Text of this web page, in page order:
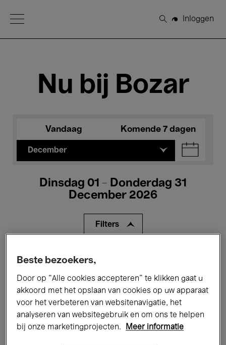
Open Menu
Zoeken
Inloggen
Nu bij Bozar
Vandaag Komende 7 dagen
December
Dinsdag 01 - Donderdag 31
December 2026
Filters
Alle evenementen
Tentoonstellingen Films
Performances Lezingen & Debatten
Jazz Klassieke Muziek Global Music
Beste bezoekers,
Door op “Alle cookies accepteren” te klikken gaat u
akkoord met het opslaan van cookies op uw apparaat
voor het verbeteren van websitenavigatie, het
analyseren van websitegebruik en om ons te helpen
bij onze marketingprojecten.
Meer informatie